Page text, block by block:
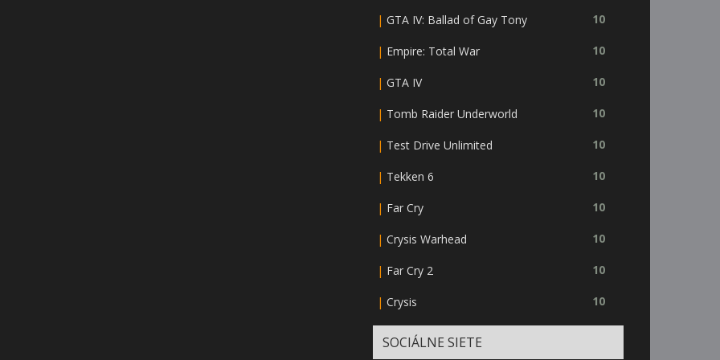
10
| GTA IV: Ballad of Gay Tony
10
| Empire: Total War
10
| GTA IV
10
| Tomb Raider Underworld
10
| Test Drive Unlimited
10
| Tekken 6
10
| Far Cry
10
| Crysis Warhead
10
| Far Cry 2
10
| Crysis
SOCIÁLNE SIETE